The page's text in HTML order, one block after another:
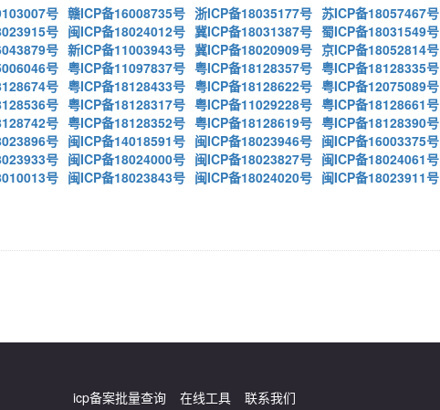
号 赣ICP备16008735号 浙ICP备18035177号 苏ICP备18057467号
号 闽ICP备18024012号 冀ICP备18031387号 蜀ICP备18031549号
号 新ICP备11003943号 冀ICP备18020909号 京ICP备18052814号
号 粤ICP备11097837号 粤ICP备18128357号 粤ICP备18128335号
号 粤ICP备18128433号 粤ICP备18128622号 粤ICP备12075089号
号 粤ICP备18128317号 粤ICP备11029228号 粤ICP备18128661号
号 粤ICP备18128352号 粤ICP备18128619号 粤ICP备18128390号
号 闽ICP备14018591号 闽ICP备18023946号 闽ICP备16003375号
号 闽ICP备18024000号 闽ICP备18023827号 闽ICP备18024061号
号 闽ICP备18023843号 闽ICP备18024020号 闽ICP备18023911号
icp备案批量查询 在线工具 联系我们